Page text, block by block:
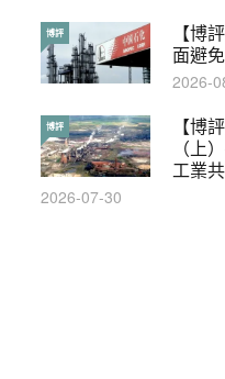
【博
面避
博評
2026-
【博
（上
工業
博評
2026-07-30
本港
墮法網
特稿
2019-
【輕
及刑
輕百科
2021-